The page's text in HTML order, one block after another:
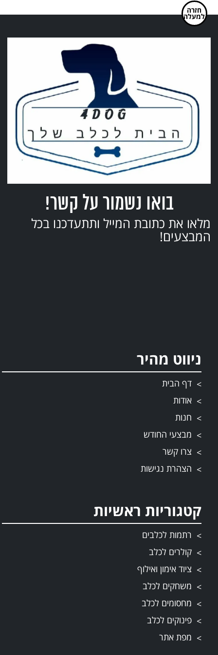
חזרה
למעלה
בואו נשמור על קשר!
מלאו את כתובת המייל ותתעדכנו בכל
המבצעים!
ניווט מהיר
דף הבית
אודות
חנות
מבצעי החודש
צרו קשר
הצהרת נגישות
קטגוריות ראשיות
רתמות לכלבים
קולרים לכלב
ציוד אימון ואילוף
משחקים לכלב
מחסומים לכלב
פינוקים לכלב
מפת אתר